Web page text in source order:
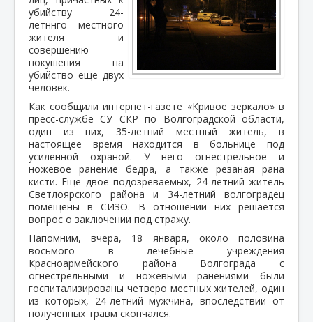
убийству 24-
летннго местного
жителя и
совершению
покушения на
убийство еще двух
человек.
Как сообщили интернет-газете «Кривое зеркало» в
пресс-службе СУ СКР по Волгоградской области,
один из них, 35-летний местный житель, в
настоящее время находится в больнице под
усиленной охраной. У него огнестрельное и
ножевое ранение бедра, а также резаная рана
кисти. Еще двое подозреваемых, 24-летний житель
Светлоярского района и 34-летний волгоградец
помещены в СИЗО. В отношении них решается
вопрос о заключении под стражу.
Напомним, вчера, 18 января, около половина
восьмого в лечебные учреждения
Красноармейского района Волгограда с
огнестрельными и ножевыми ранениями были
госпитализированы четверо местных жителей, один
из которых, 24-летний мужчина, впоследствии от
полученных травм скончался.